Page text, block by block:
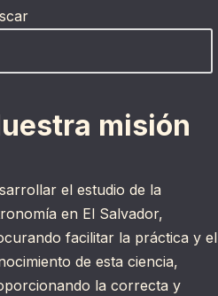
misión
el estudio de la
en El Salvador,
facilitar la práctica y el
de esta ciencia,
la correcta y